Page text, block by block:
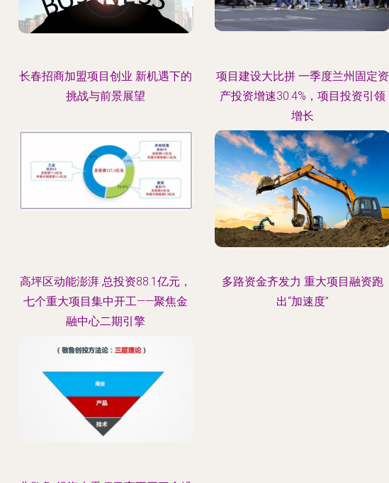
长春招商加盟项目创业 新机遇下的
挑战与前景展望
项目建设大比拼 一季度兰州固定资
产投资增速30.4%，项目投资引领
增长
高坪区动能澎湃 总投资88.1亿元，
七个重大项目集中开工——聚焦金
融中心二期引擎
多路资金齐发力 重大项目融资跑
出“加速度”